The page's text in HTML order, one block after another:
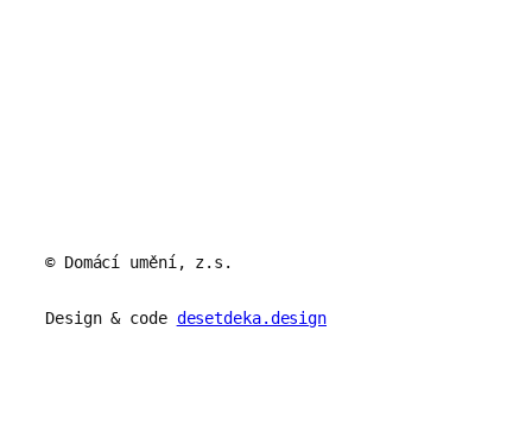
© Domácí umění, z.s.
Design & code desetdeka.design